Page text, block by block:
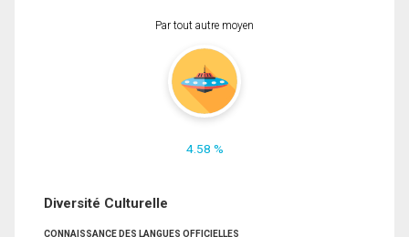
Par tout autre moyen
4.58 %
Diversité Culturelle
CONNAISSANCE DES LANGUES OFFICIELLES